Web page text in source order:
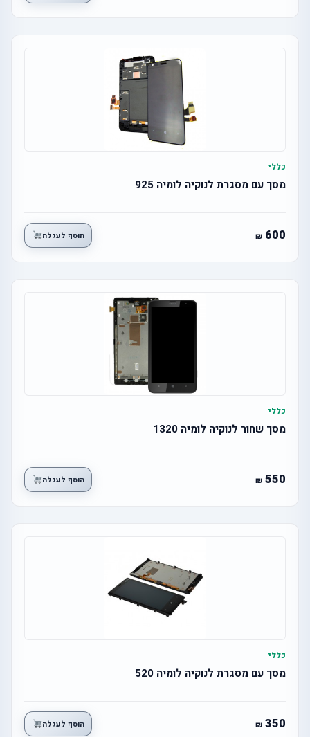
כללי
מסך עם מסגרת לנוקיה לומיה 925
600 הוסף לעגלה
כללי
מסך שחור לנוקיה לומיה 1320
550 הוסף לעגלה
כללי
מסך עם מסגרת לנוקיה לומיה 520
350 הוסף לעגלה